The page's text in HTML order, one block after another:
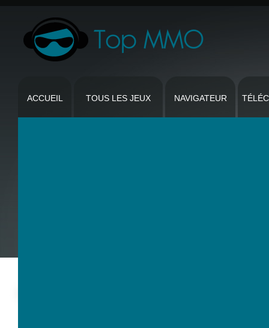
ACCUEIL TOUS LES JEUX NAVIGATEUR